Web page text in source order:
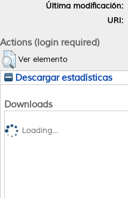
Última modificación:
URI:
Actions (login required)
Ver elemento
Descargar estadísticas
Downloads
Loading...